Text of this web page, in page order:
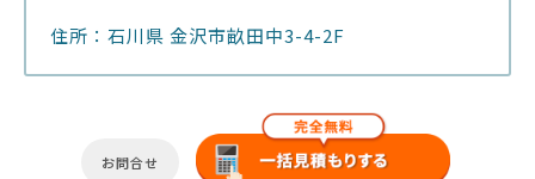
住所：石川県 金沢市畝田中3-4-2F
お問合せ